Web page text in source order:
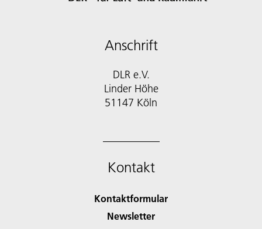
Anschrift
DLR e.V.
Linder Höhe
51147 Köln
Kontakt
Kontaktformular
Newsletter